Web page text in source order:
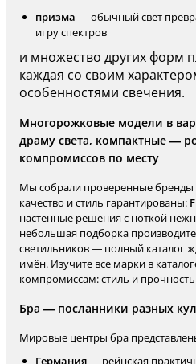
призма — обычный свет
игру спектров
и множество других форм
каждая со своим
особенностями свечения.
Многорожковые модели в
драму света, компактные —
компромиссов по месту
Мы собрали проверенные
качество и стиль гарантированы:
настенные решения с ноткой
небольшая подборка
светильников — полный каталог
имён. Изучите все марки в
компромиссам: стиль и прочность
Бра — посланники разных
Мировые центры бра
Германия— рейнская